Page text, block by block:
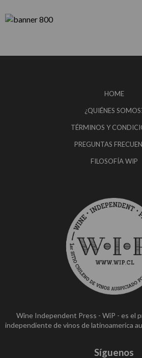
HOME
¿QUIÉNES
TÉRMINOS Y
PREGUNTAS
FILOSOFÍA WIP
Wine Independent Press - WiP - es el
independiente de vinos de latinoamerica
Síguenos